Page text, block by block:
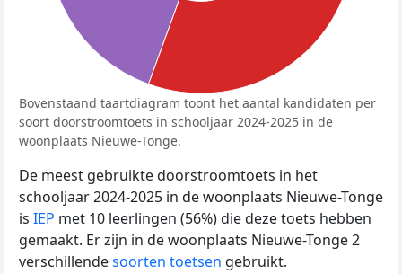
Bovenstaand taartdiagram toont het aantal kandidaten per
soort doorstroomtoets in schooljaar 2024-2025 in de
woonplaats Nieuwe-Tonge.
De meest gebruikte doorstroomtoets in het
schooljaar 2024-2025 in de woonplaats Nieuwe-Tonge
is IEP met 10 leerlingen (56%) die deze toets hebben
gemaakt. Er zijn in de woonplaats Nieuwe-Tonge 2
verschillendesoorten toetsen gebruikt.